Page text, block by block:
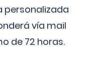
personalizada
vía mail
de 72 horas.